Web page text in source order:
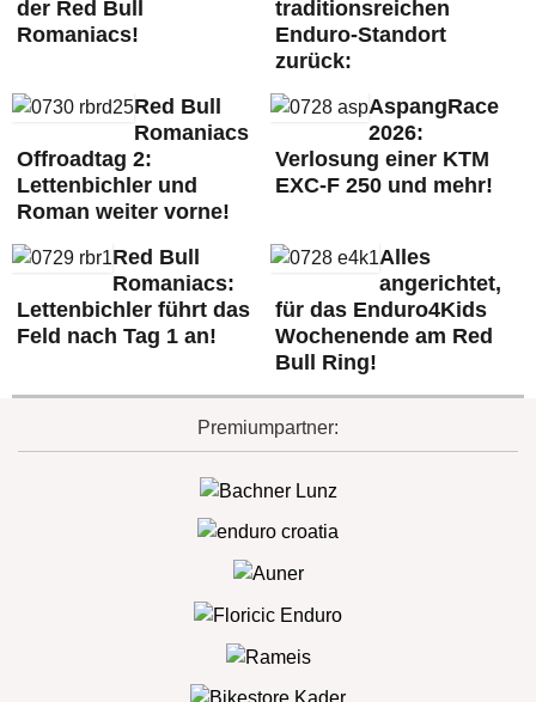
der Red Bull
Romaniacs!
traditionsreichen
Enduro-Standort
zurück:
Red Bull
Romaniacs
Offroadtag 2:
Lettenbichler und
Roman weiter vorne!
AspangRace
2026:
Verlosung einer KTM
EXC-F 250 und mehr!
Red Bull
Romaniacs:
Lettenbichler führt das
Feld nach Tag 1 an!
Alles
angerichtet,
für das Enduro4Kids
Wochenende am Red
Bull Ring!
Premiumpartner: